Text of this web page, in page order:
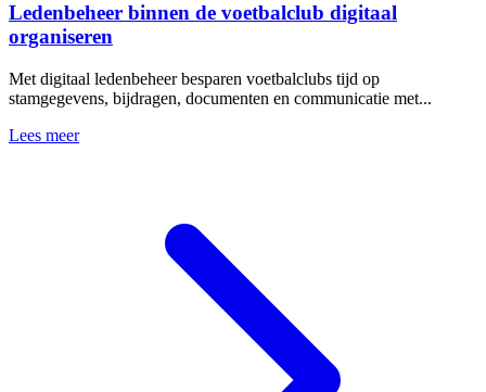
Ledenbeheer binnen de voetbalclub digitaal
organiseren
Met digitaal ledenbeheer besparen voetbalclubs tijd op
stamgegevens, bijdragen, documenten en communicatie met...
Lees meer